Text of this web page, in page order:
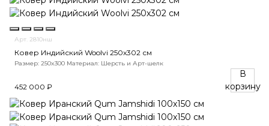
Арт. 2810нш
Ковер Индийский Woolvi 250x302 см
Размер: 250x300 Материал: Шерсть и Арт-шелк
452 000 ₽
В
корзину